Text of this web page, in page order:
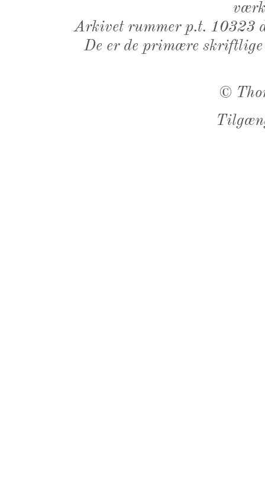
Arkivet rummer p.t. 10323
De er de primære
©